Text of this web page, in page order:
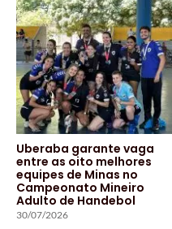
Uberaba garante vaga
entre as oito melhores
equipes de Minas no
Campeonato Mineiro
Adulto de Handebol
30/07/2026